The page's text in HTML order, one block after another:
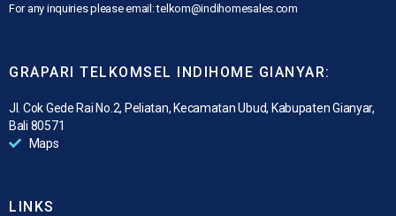
For any inquiries please email: telkom@indihomesales.com
GRAPARI TELKOMSEL INDIHOME GIANYAR:
Jl. Cok Gede Rai No.2, Peliatan, Kecamatan Ubud, Kabupaten Gianyar,
Bali 80571
Maps
LINKS